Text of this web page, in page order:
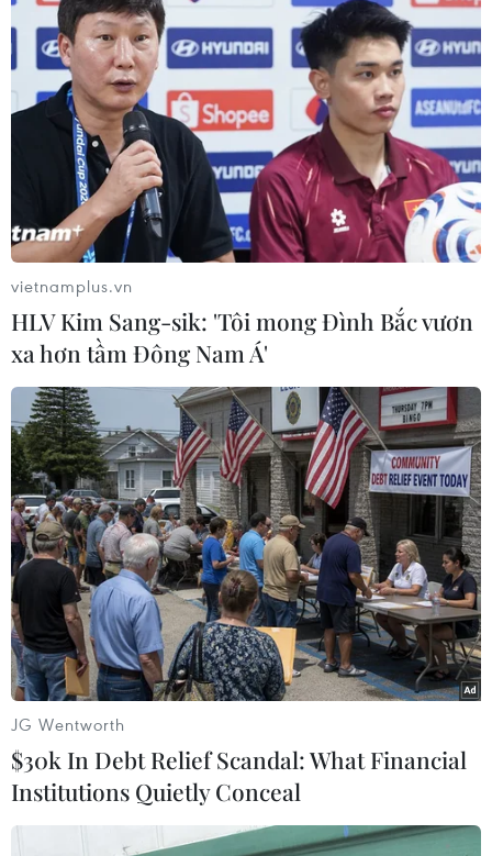
Thủ tướng Nguyễn Xuân Phúc và các đại biểu dự Tọa đàm với
các doanh nghiệp hàng đầu của Hàn Quốc. (Ảnh: Thống
Nhất/TTXVN)
Thủ tướng Nguyễn Xuân Phúc và các đại biểu. (Ảnh: Thống
Nhất/TTXVN)
vietnamplus.vn
HLV Kim Sang-sik: 'Tôi mong Đình Bắc vươn
xa hơn tầm Đông Nam Á'
JG Wentworth
$30k In Debt Relief Scandal: What Financial
Institutions Quietly Conceal